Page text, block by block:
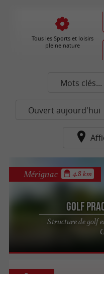
Tous les Sports et loisirs
pleine nature
Mots clés...
Ouvert aujourd'hui
Golf
Structure de golf
Mérignac 4.8 km
Pessac